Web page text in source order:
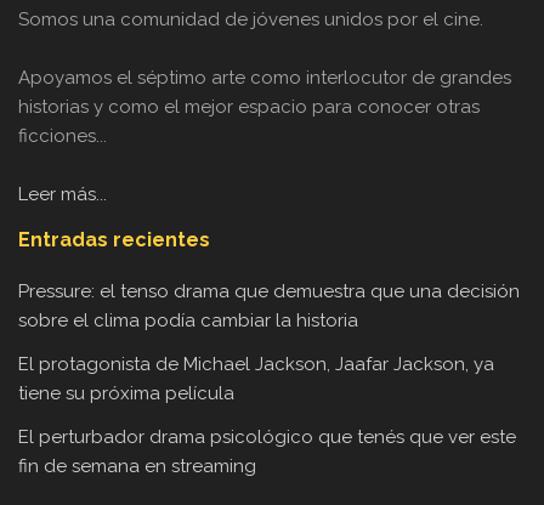
Somos una comunidad de jóvenes unidos por el cine.
Apoyamos el séptimo arte como interlocutor de grandes
historias y como el mejor espacio para conocer otras
ficciones...
Leer más...
Entradas recientes
Pressure: el tenso drama que demuestra que una decisión
sobre el clima podía cambiar la historia
El protagonista de Michael Jackson, Jaafar Jackson, ya
tiene su próxima película
El perturbador drama psicológico que tenés que ver este
fin de semana en streaming